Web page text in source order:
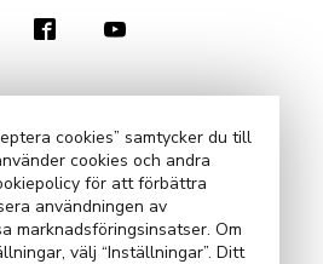
INSTÄLLNINGAR
cookies” samtycker du till
cookies och andra
för att förbättra
användningen av
marknadsföringsinsatser. Om
välj “Inställningar”. Ditt